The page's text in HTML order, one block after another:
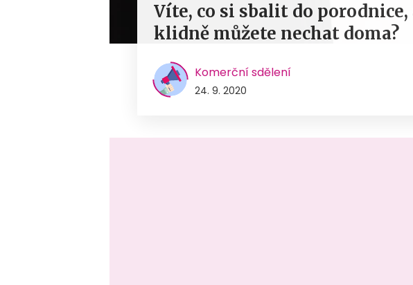
Víte, co si sbalit do porodnice,
klidně můžete nechat doma?
Komerční sdělení
24. 9. 2020